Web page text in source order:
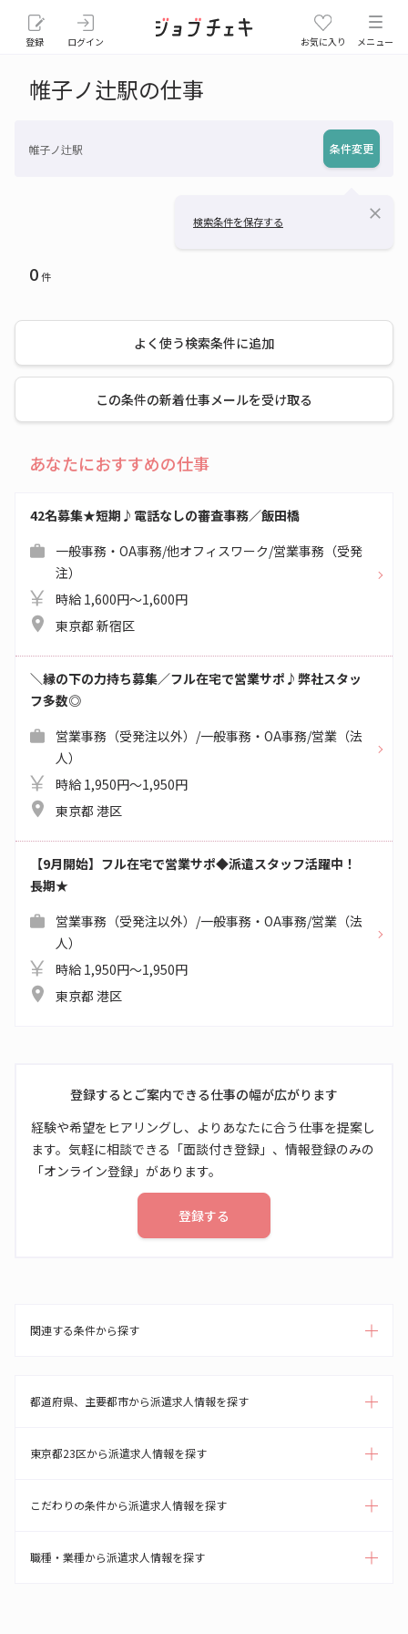
登録 ログイン お気に入り メニュー
帷子ノ辻駅の仕事
帷子ノ辻駅 条件変更
検索条件を保存する close
0件
よく使う検索条件に追加
この条件の新着仕事メールを受け取る
あなたにおすすめの仕事
42名募集★短期♪電話なしの審査事務／飯田橋
一般事務・OA事務/他オフィスワーク/営業事務（受発
注）
時給 1,600円～1,600円
東京都 新宿区
＼縁の下の力持ち募集／フル在宅で営業サポ♪弊社スタッ
フ多数◎
営業事務（受発注以外）/一般事務・OA事務/営業（法
人）
時給 1,950円～1,950円
東京都 港区
【9月開始】フル在宅で営業サポ◆派遣スタッフ活躍中！
長期★
営業事務（受発注以外）/一般事務・OA事務/営業（法
人）
時給 1,950円～1,950円
東京都 港区
登録するとご案内できる仕事の幅が広がります
経験や希望をヒアリングし、よりあなたに合う仕事を提案し
ます。気軽に相談できる「面談付き登録」、情報登録のみの
「オンライン登録」があります。
登録する
関連する条件から探す
都道府県、主要都市から派遣求人情報を探す
東京都23区から派遣求人情報を探す
こだわりの条件から派遣求人情報を探す
職種・業種から派遣求人情報を探す